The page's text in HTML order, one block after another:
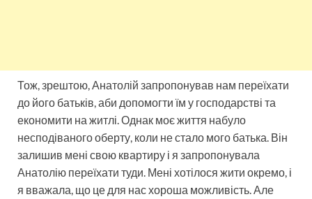
Тож, зрештою, Анатолій запропонував нам переїхати
до його батьків, аби допомогти їм у господарстві та
економити на житлі. Однак моє життя набуло
несподіваного оберту, коли не стало мого батька. Він
залишив мені свою квартиру і я запропонувала
Анатолію переїхати туди. Мені хотілося жити окремо, і
я вважала, що це для нас хороша можливість. Але